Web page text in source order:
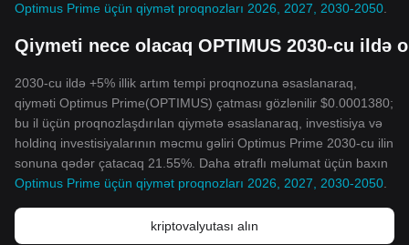
Optimus Prime üçün qiymət proqnozları 2026, 2027, 2030-2050
Qiymeti nece olacaq OPTIMUS 2030-cu ildə
2030-cu ildə +5% illik artım tempi proqnozuna əsaslanaraq,
qiyməti Optimus Prime(OPTIMUS) çatması gözlənilir $0.0001380;
bu il üçün proqnozlaşdırılan qiymətə əsaslanaraq, investisiya və
holdinq investisiyalarının məcmu gəliri Optimus Prime 2030-cu ilin
sonuna qədər çatacaq 21.55%. Daha ətraflı məlumat üçün baxın
Optimus Prime üçün qiymət proqnozları 2026, 2027, 2030-2050
kriptovalyutası alın